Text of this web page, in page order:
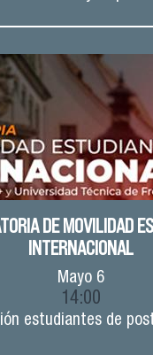
DE MOVILIDAD
INTERNACIONAL
Mayo6
14:00
estudiantes de